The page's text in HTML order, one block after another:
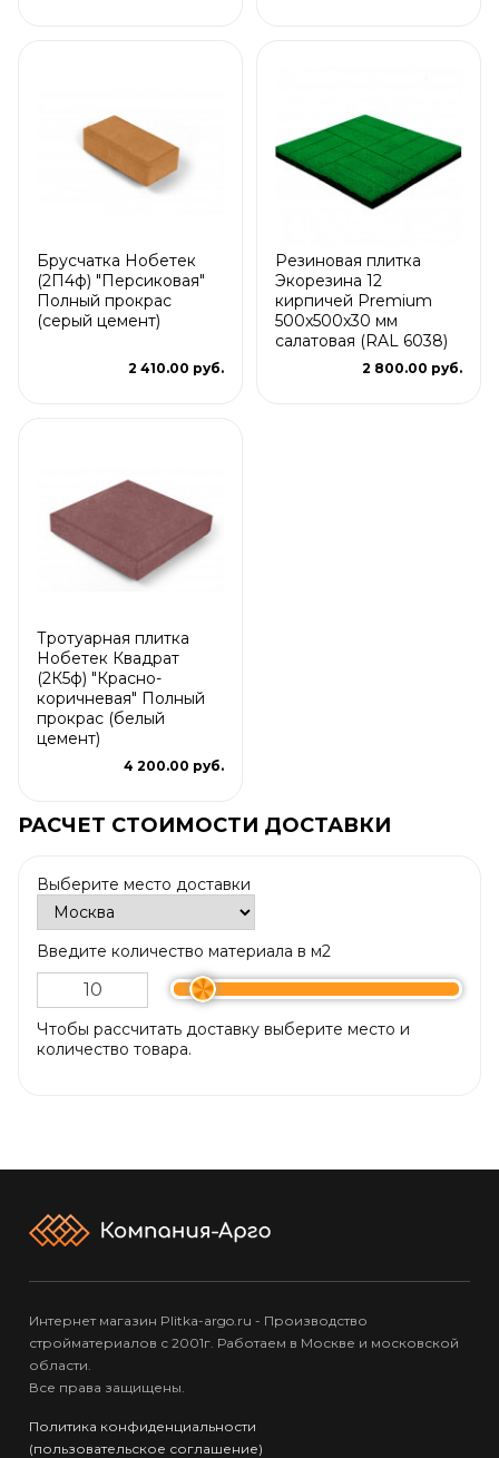
Брусчатка Нобетек
(2П4ф) "Персиковая"
Полный прокрас
(серый цемент)
2 410.00 руб.
Резиновая плитка
Экорезина 12
кирпичей Premium
500x500x30 мм
салатовая (RAL 6038)
2 800.00 руб.
Тротуарная плитка
Нобетек Квадрат
(2К5ф) "Красно-
коричневая" Полный
прокрас (белый
цемент)
4 200.00 руб.
РАСЧЕТ СТОИМОСТИ ДОСТАВКИ
Выберите место доставки
Введите количество материала в м2
Чтобы рассчитать доставку выберите место и
количество товара.
Интернет магазин Plitka-argo.ru - Производство
стройматериалов с 2001г. Работаем в Москве и московской
области.
Все права защищены.
Политика конфиденциальности
(пользовательское соглашение)